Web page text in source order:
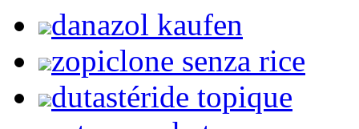
danazol kaufen
zopiclone senza rice
dutastéride topique